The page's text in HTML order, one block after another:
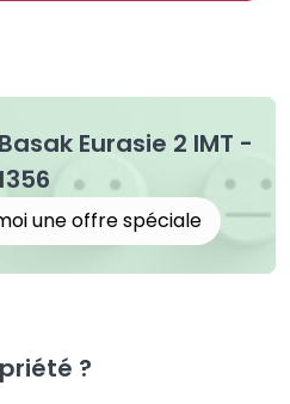
Eurasie 2 IMT -
une offre spéciale
?